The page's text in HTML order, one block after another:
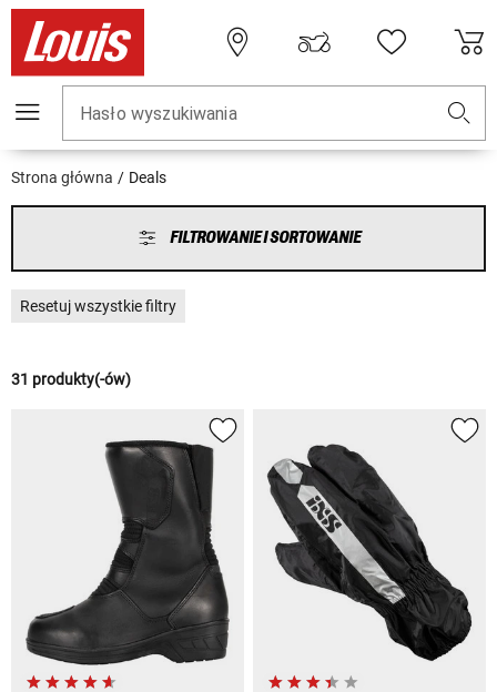
Hasło wyszukiwania
Strona główna Deals
FILTROWANIE I SORTOWANIE
Resetuj wszystkie filtry
31 produkty(-ów)